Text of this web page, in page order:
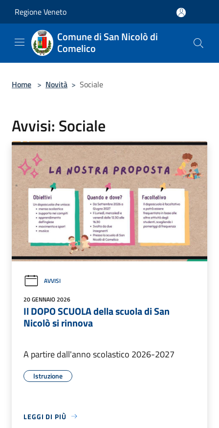
Regione Veneto
Comune di San Nicolò di
Comelico
Home > Novità > Sociale
Avvisi: Sociale
AVVISI
20 GENNAIO 2026
Il DOPO SCUOLA della scuola di San
Nicolò si rinnova
A partire dall'anno scolastico 2026-2027
Istruzione
LEGGI DI PIÙ